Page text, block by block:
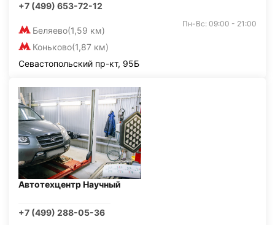
+7 (499) 653-72-12
Беляево(1,59 км)
Коньково(1,87 км)
Пн-Вс: 09:00 - 21:00
Севастопольский пр-кт, 95Б
Автотехцентр Научный
+7 (499) 288-05-36